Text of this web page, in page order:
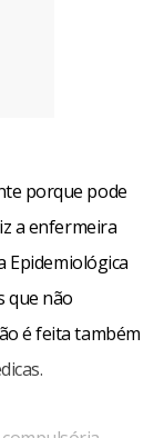
porque pode
a enfermeira
Epidemiológica
que não
é feita também